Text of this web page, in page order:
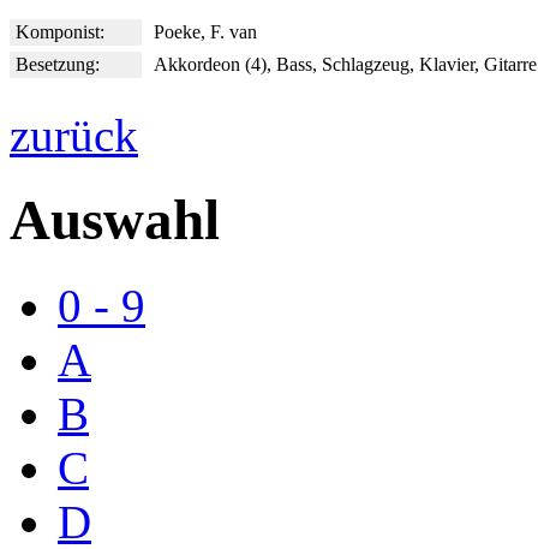
Komponist:
Poeke, F. van
Besetzung:
Akkordeon (4), Bass, Schlagzeug, Klavier, Gitarre
zurück
Auswahl
0 - 9
A
B
C
D